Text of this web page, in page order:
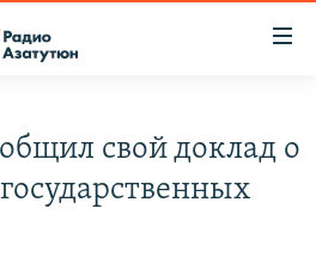
свой доклад о